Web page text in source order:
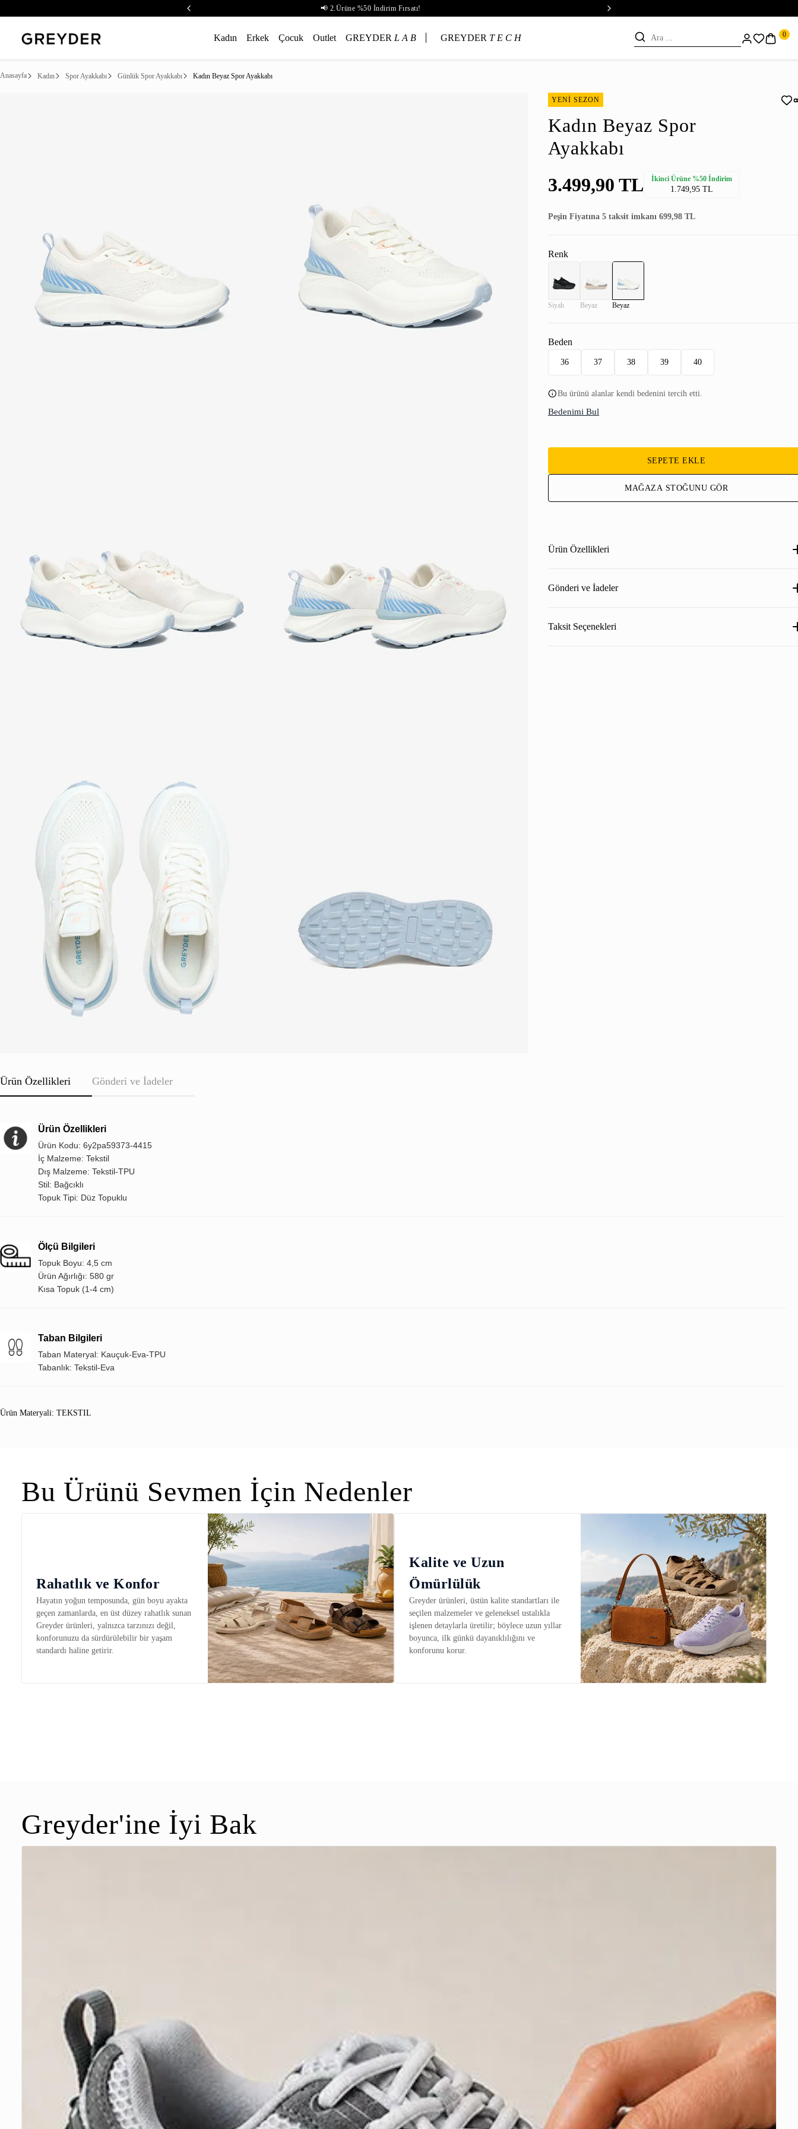
📢 2.Ürüne %50 İndirim Fırsatı!
Kadın Erkek Çocuk Outlet GREYDER L A B GREYDER T E C H 0
Anasayfa Kadın Spor Ayakkabı Günlük Spor Ayakkabı Kadın Beyaz Spor Ayakkabı
YENİ SEZON
Kadın Beyaz Spor
Ayakkabı
3.499,90 TL
İkinci Ürüne %50 İndirim
1.749,95 TL
Peşin Fiyatına 5 taksit imkanı 699,98 TL
Renk
Siyah Beyaz Beyaz
Beden
36 37 38 39 40
Bu ürünü alanlar kendi bedenini tercih etti.
Bedenimi Bul
SEPETE EKLE
MAĞAZA STOĞUNU GÖR
Ürün Özellikleri
Gönderi ve İadeler
Taksit Seçenekleri
Ürün Özellikleri Gönderi ve İadeler
Ürün Özellikleri
Ürün Kodu: 6y2pa59373-4415
İç Malzeme: Tekstil
Dış Malzeme: Tekstil-TPU
Stil: Bağcıklı
Topuk Tipi: Düz Topuklu
Ölçü Bilgileri
Topuk Boyu: 4,5 cm
Ürün Ağırlığı: 580 gr
Kısa Topuk (1-4 cm)
Taban Bilgileri
Taban Materyal: Kauçuk-Eva-TPU
Tabanlık: Tekstil-Eva
Ürün Materyali: TEKSTIL
Bu Ürünü Sevmen İçin Nedenler
Rahatlık ve Konfor
Hayatın yoğun temposunda, gün boyu ayakta
geçen zamanlarda, en üst düzey rahatlık sunan
Greyder ürünleri, yalnızca tarzınızı değil,
konforunuzu da sürdürülebilir bir yaşam
standardı haline getirir.
Kalite ve Uzun
Ömürlülük
Greyder ürünleri, üstün kalite standartları ile
seçilen malzemeler ve geleneksel ustalıkla
işlenen detaylarla üretilir; böylece uzun yıllar
boyunca, ilk günkü dayanıklılığını ve
konforunu korur.
Greyder'ine İyi Bak